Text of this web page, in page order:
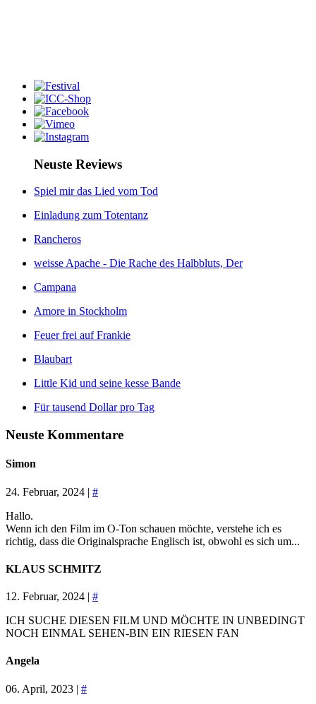
Neuste Reviews
Spiel mir das Lied vom Tod
Einladung zum Totentanz
Rancheros
weisse Apache - Die Rache des Halbbluts, Der
Campana
Amore in Stockholm
Feuer frei auf Frankie
Blaubart
Little Kid und seine kesse Bande
Für tausend Dollar pro Tag
Neuste Kommentare
Simon
24. Februar, 2024 | #
Hallo.
Wenn ich den Film im O-Ton schauen möchte, verstehe ich es
richtig, dass die Originalsprache Englisch ist, obwohl es sich um...
KLAUS SCHMITZ
12. Februar, 2024 | #
ICH SUCHE DIESEN FILM UND MÖCHTE IN UNBEDINGT
NOCH EINMAL SEHEN-BIN EIN RIESEN FAN
Angela
06. April, 2023 | #